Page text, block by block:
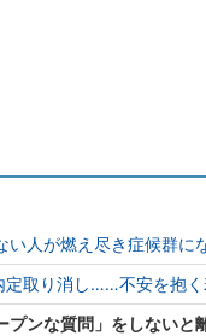
い人が燃え尽き症候群に
定取り消し……不安を抱
プンな質問」をしないと